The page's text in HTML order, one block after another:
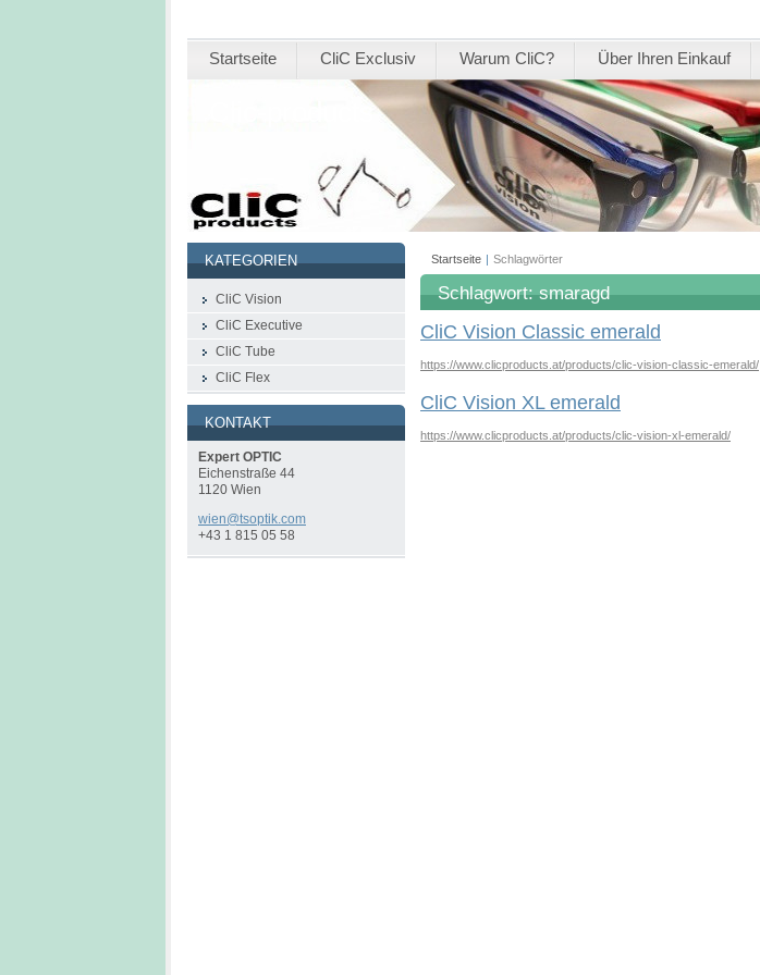
Startseite CliC Exclusiv Warum CliC? Über Ihren Einkauf
Clic-products
Startseite | Schlagwörter
Schlagwort: smaragd
CliC Vision Classic emerald
https://www.clicproducts.at/products/clic-vision-classic-emerald/
CliC Vision XL emerald
https://www.clicproducts.at/products/clic-vision-xl-emerald/
KATEGORIEN
CliC Vision
CliC Executive
CliC Tube
CliC Flex
KONTAKT
Expert OPTIC
Eichenstraße 44
1120 Wien
wien@tsoptik.com
+43 1 815 05 58